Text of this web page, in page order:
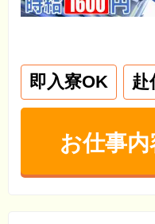
即入寮OK 赴
お仕事